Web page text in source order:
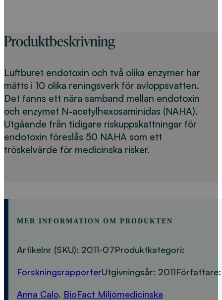
Produktbeskrivning
Luftburet endotoxin och två olika enzymer har
mätts i 10 olika reningsverk för avloppsvatten.
Det fanns ett nära samband mellan endotoxin
och enzymet N-acetylhexosaminidas (NAHA).
Utgående från tidigare riskuppskattningar för
endotoxin föreslås 50 NAHA som ett
tröskelvärde för medicinska risker.
MER INFORMATION OM PRODUKTEN
Artikelnr (SKU): 2011-07Produktkategori:
ForskningsrapporterUtgivningsår: 2011Författare:
Anna Calo, BioFact Miljömedicinska